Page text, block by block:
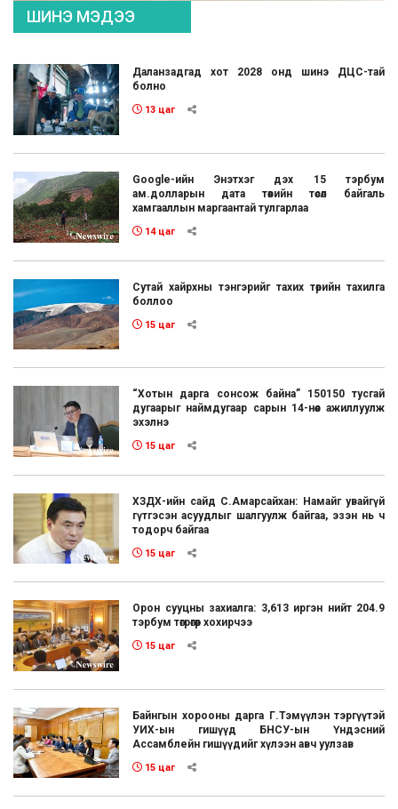
ШИНЭ МЭДЭЭ
Даланзадгад хот 2028 онд шинэ ДЦС-тай
болно
13 цаг
Google-ийн Энэтхэг дэх 15 тэрбум
ам.долларын дата төвийн төсөл байгаль
хамгааллын маргаантай тулгарлаа
14 цаг
Сутай хайрхны тэнгэрийг тахих төрийн тахилга
боллоо
15 цаг
“Хотын дарга сонсож байна” 150150 тусгай
дугаарыг наймдугаар сарын 14-нөөс ажиллуулж
эхэлнэ
15 цаг
ХЗДХ-ийн сайд С.Амарсайхан: Намайг увайгүй
гүтгэсэн асуудлыг шалгуулж байгаа, эзэн нь ч
тодорч байгаа
15 цаг
Орон сууцны захиалга: 3,613 иргэн нийт 204.9
тэрбум төгрөгөөр хохирчээ
15 цаг
Байнгын хорооны дарга Г.Тэмүүлэн тэргүүтэй
УИХ-ын гишүүд БНСУ-ын Үндэсний
Ассамблейн гишүүдийг хүлээн авч уулзав
15 цаг